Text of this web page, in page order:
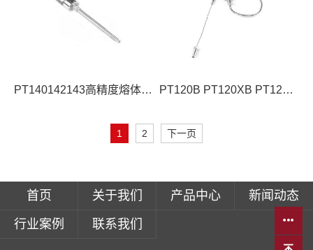
PT140142143高精度熔体压力变送器 PT120B PT120XB PT120XLB CN
1 2 下一页
首页 关于我们 产品中心 新闻动态
行业案例 联系我们